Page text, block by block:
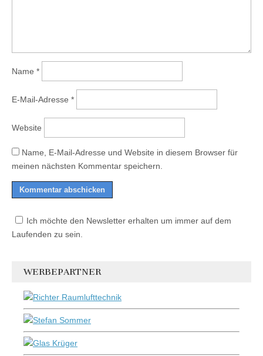
Name *
E-Mail-Adresse *
Website
Name, E-Mail-Adresse und Website in diesem Browser für
meinen nächsten Kommentar speichern.
Ich möchte den Newsletter erhalten um immer auf dem
Laufenden zu sein.
WERBEPARTNER